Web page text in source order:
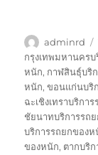
ผู้
เขียน
adminrd
กรุงเทพมหานคร
หนัก, กาฬสินธุ์บริ
หนัก,ขอนแก่นบริ
ฉะเชิงเทราบริกา
ชัยนาทบริการรถ
บริการรถยกของ
ของหนัก, ตากบริ